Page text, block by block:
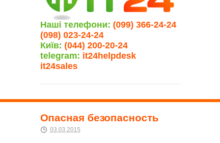
Наші телефони: (099) 366-24-24
(098) 023-24-24
Київ: (044) 200-20-24
telegram: it24helpdesk
it24sales
Опасная безопасность
03.03.2015